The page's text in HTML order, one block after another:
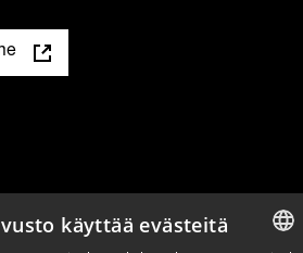
käyttää evästeitä